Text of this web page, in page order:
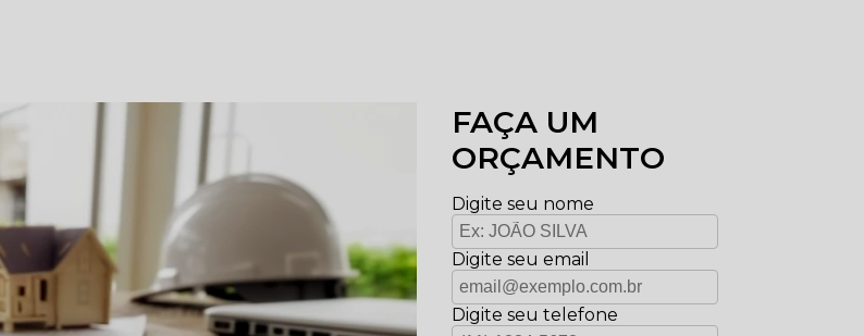
FAÇA UM
ORÇAMENTO
Digite seu nome
Digite seu email
Digite seu telefone